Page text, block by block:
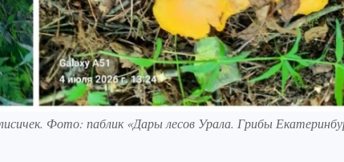
Фото: паблик «Дары лесов Урала. Грибы